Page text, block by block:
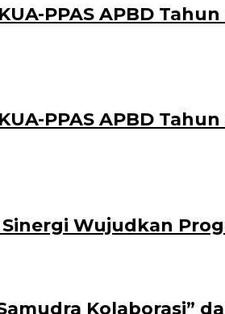
PPAS APBD
PPAS APBD
Wujudkan
Kolaborasi”